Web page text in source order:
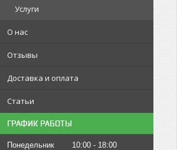
Услуги
О нас
Отзывы
Доставка и оплата
Статьи
ГРАФИК РАБОТЫ
Понедельник 10:00
18:00